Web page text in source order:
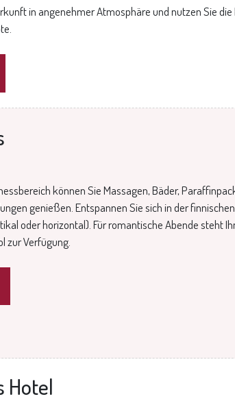
in angenehmer Atmosphäre und nutzen Sie
können Sie Massagen, Bäder,
genießen. Entspannen Sie sich in der
oder horizontal). Für romantische Abende steht
zur Verfügung.
Hotel